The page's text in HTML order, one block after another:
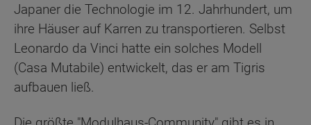
Japaner die Technologie im 12. Jahrhundert, um
ihre Häuser auf Karren zu transportieren. Selbst
Leonardo da Vinci hatte ein solches Modell
(Casa Mutabile) entwickelt, das er am Tigris
aufbauen ließ.